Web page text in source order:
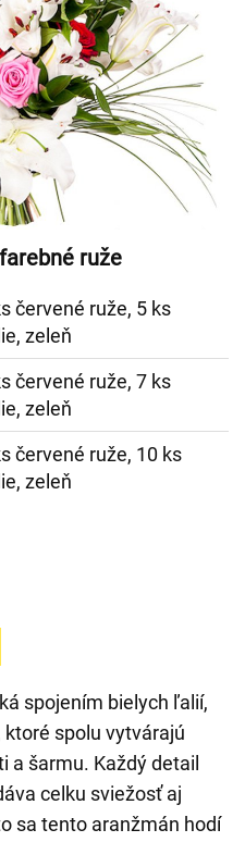
ruže
červené ruže, 5 ks
zeleň
červené ruže, 7 ks
zeleň
červené ruže, 10 ks
zeleň
spojením bielych ľalií,
spolu vytvárajú
a šarmu. Každý detail
celku sviežosť aj
sa tento aranžmán hodí